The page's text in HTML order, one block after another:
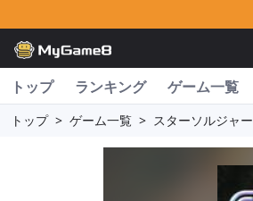
トップ ランキング ゲーム一覧
トップ > ゲーム一覧 > スターソルジャー